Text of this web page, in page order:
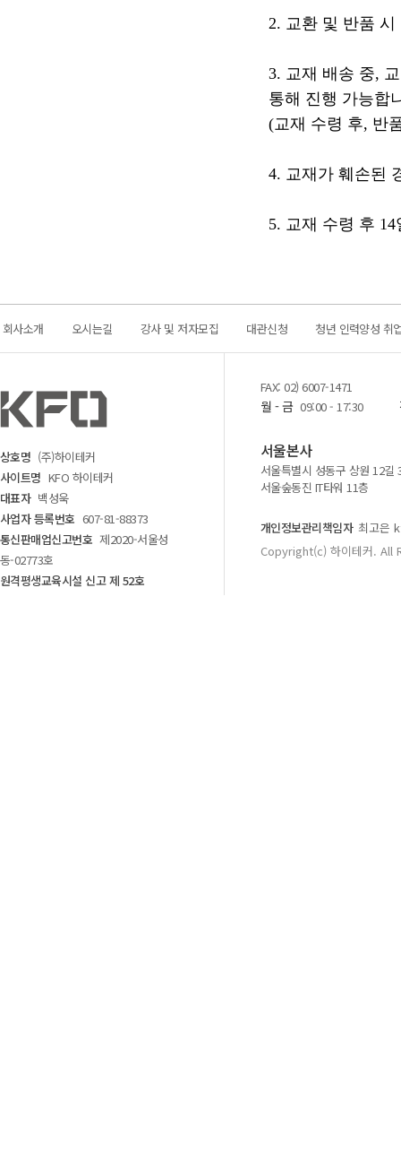
2. 교환 및 반품 시
3. 교재 배송 중,
통해 진행 가능합
(교재 수령 후, 반
4. 교재가 훼손된
5. 교재 수령 후
회사소개 오시는길 강사 및 저자모집 대관신청 청년 인력양성 취
상호명 (주)하이테커
사이트명 KFO 하이테커
대표자 백성욱
사업자 등록번호 607-81-88373
통신판매업신고번호 제2020-서울성
동-02773호
원격평생교육시설 신고 제 52호
FAX: 02) 6007-1471
월 - 금 09:00 - 17:30
서울본사
서울특별시 성동구 상원 12길
서울숲동진 IT타워 11층
개인정보관리책임자 최고은
Copyright(c) 하이테커.